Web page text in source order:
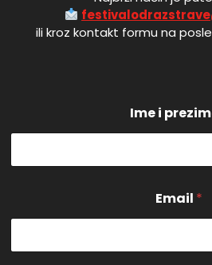
ili kroz kontakt formu na
m
a
l
m
e
*
Ime i
Email *